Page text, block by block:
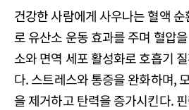
건강한 사람에게 사우나는 혈액
로 유산소 운동 효과를 주며 혈압
소와 면역 세포 활성화로 호흡기
다. 스트레스와 통증을 완화하며,
을 제거하고 탄력을 증가시킨다.